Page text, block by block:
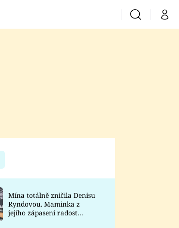
VyhledáváníMůj
Prima Lajk
Sledujte nás
Mína totálně zničila Denisu
Ryndovou. Maminka z
jejího zápasení radost